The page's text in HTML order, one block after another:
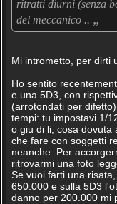
ritratti diurni (senza
del meccanico .. „
Mi intrometto, per dirti
Ho sentito
e una 5D3, con
(arrotondati per
tempi: tu impostavi 1/
o giu di li, cosa dovuta
che fare con soggetti
neanche. Per
ritrovarmi una foto
Se vuoi farti una
650.000 e sulla 5D3
danno per 200.000 mi